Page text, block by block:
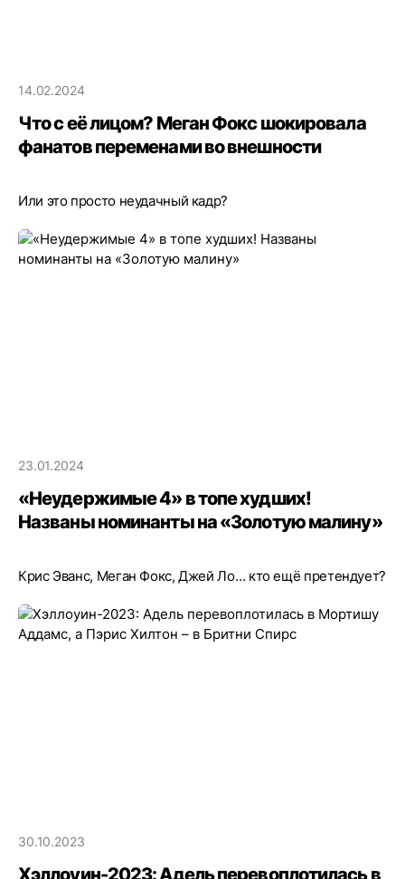
14.02.2024
Что с её лицом? Меган Фокс шокировала
фанатов переменами во внешности
Или это просто неудачный кадр?
23.01.2024
«Неудержимые 4» в топе худших!
Названы номинанты на «Золотую малину»
Крис Эванс, Меган Фокс, Джей Ло… кто ещё претендует?
30.10.2023
Хэллоуин-2023: Адель перевоплотилась в